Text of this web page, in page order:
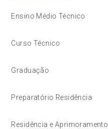
Ensino Médio Técnico
Curso Técnico
Graduação
Preparatório Residência
Residência e Aprimoramento